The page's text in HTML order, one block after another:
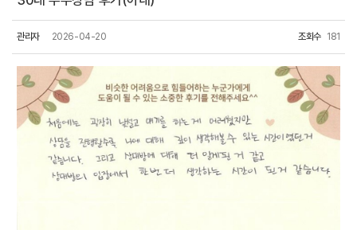
관리자 2026-04-20 조회수 181